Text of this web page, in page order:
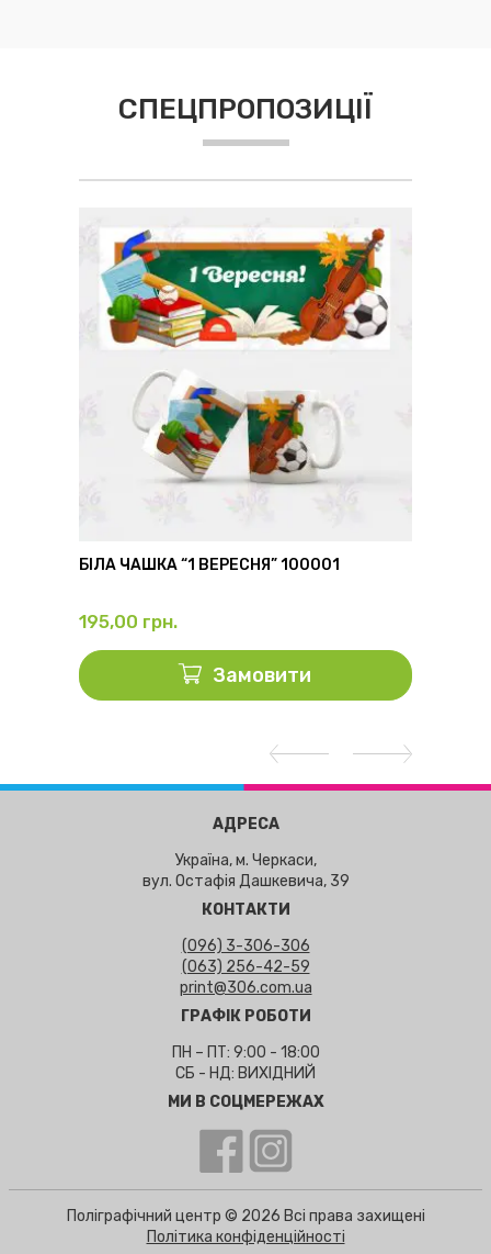
СПЕЦПРОПОЗИЦІЇ
БІЛА ЧАШКА “1 ВЕРЕСНЯ” 100001
195,00 грн.
Замовити
АДРЕСА
Україна, м. Черкаси,
вул. Остафія Дашкевича, 39
КОНТАКТИ
(096) 3-306-306
(063) 256-42-59
print@306.com.ua
ГРАФІК РОБОТИ
ПН – ПТ: 9:00 - 18:00
СБ - НД: ВИХІДНИЙ
МИ В СОЦМЕРЕЖАХ
Поліграфічний центр © 2026 Всі права захищені
Політика конфіденційності